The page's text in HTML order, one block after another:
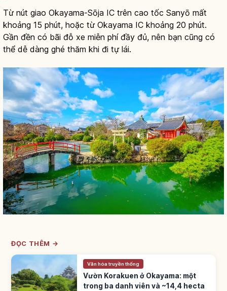
Từ nút giao Okayama-Sōja IC trên cao tốc Sanyō mất
khoảng 15 phút, hoặc từ Okayama IC khoảng 20 phút.
Gần đền có bãi đỗ xe miễn phí đầy đủ, nên bạn cũng có
thể dễ dàng ghé thăm khi đi tự lái.
ĐỌC THÊM →
Văn hóa truyền thống
Vườn Korakuen ở Okayama: một
trong ba danh viên và ~14,4 hecta